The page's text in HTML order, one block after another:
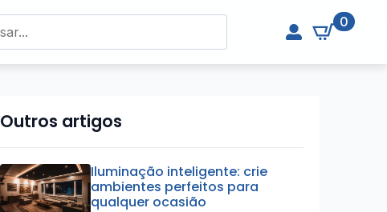
0
Outros artigos
Iluminação inteligente: crie
ambientes perfeitos para
qualquer ocasião